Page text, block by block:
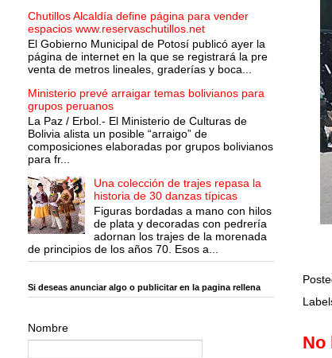
No
Chutillos Alcaldía define página para vender
espacios www.reservaschutillos.net
El Gobierno Municipal de Potosí publicó ayer la
página de internet en la que se registrará la pre
venta de metros lineales, graderías y boca...
Ministerio prevé arraigar temas bolivianos para
grupos peruanos
La Paz / Erbol.- El Ministerio de Culturas de
Bolivia alista un posible “arraigo” de
composiciones elaboradas por grupos bolivianos
para fr...
Una colección de trajes repasa la
historia de 30 danzas típicas
Figuras bordadas a mano con hilos
de plata y decoradas con pedrería
adornan los trajes de la morenada
de principios de los años 70. Esos a...
Si deseas anunciar algo o publicitar en la pagina rellena
Nombre